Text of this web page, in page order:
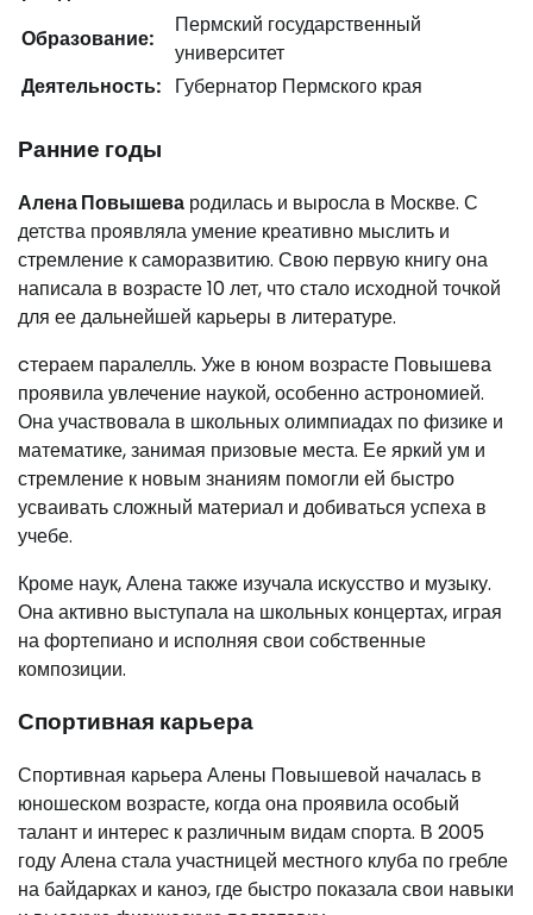
Образование:
Пермский государственный
университет
Деятельность: Губернатор Пермского края
Ранние годы
Алена Повышева родилась и выросла в Москве. С
детства проявляла умение креативно мыслить и
стремление к саморазвитию. Свою первую книгу она
написала в возрасте 10 лет, что стало исходной точкой
для ее дальнейшей карьеры в литературе.
cтераем паралелль. Уже в юном возрасте Повышева
проявила увлечение наукой, особенно астрономией.
Она участвовала в школьных олимпиадах по физике и
математике, занимая призовые места. Ее яркий ум и
стремление к новым знаниям помогли ей быстро
усваивать сложный материал и добиваться успеха в
учебе.
Кроме наук, Алена также изучала искусство и музыку.
Она активно выступала на школьных концертах, играя
на фортепиано и исполняя свои собственные
композиции.
Спортивная карьера
Спортивная карьера Алены Повышевой началась в
юношеском возрасте, когда она проявила особый
талант и интерес к различным видам спорта. В 2005
году Алена стала участницей местного клуба по гребле
на байдарках и каноэ, где быстро показала свои навыки